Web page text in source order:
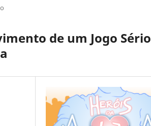
de um Jogo Sério